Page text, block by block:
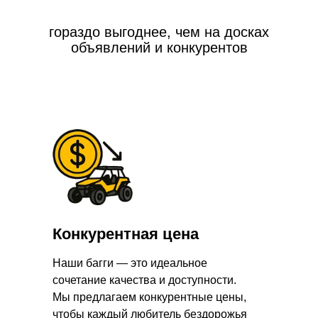
гораздо выгоднее, чем на досках
объявлений и конкурентов
Конкурентная цена
Наши багги — это идеальное
сочетание качества и доступности.
Мы предлагаем конкурентные цены,
чтобы каждый любитель бездорожья